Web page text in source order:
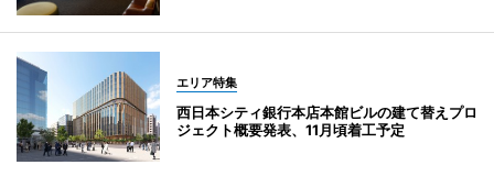
エリア特集
西日本シティ銀行本店本館ビルの建て替えプロ
ジェクト概要発表、11月頃着工予定